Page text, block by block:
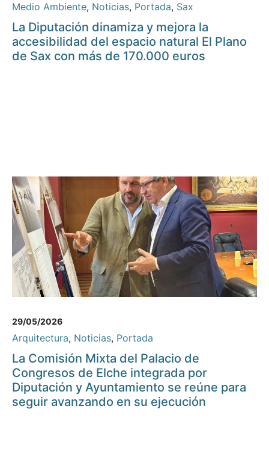
Medio Ambiente, Noticias, Portada, Sax
La Diputación dinamiza y mejora la
accesibilidad del espacio natural El Plano
de Sax con más de 170.000 euros
29/05/2026
Arquitectura, Noticias, Portada
La Comisión Mixta del Palacio de
Congresos de Elche integrada por
Diputación y Ayuntamiento se reúne para
seguir avanzando en su ejecución